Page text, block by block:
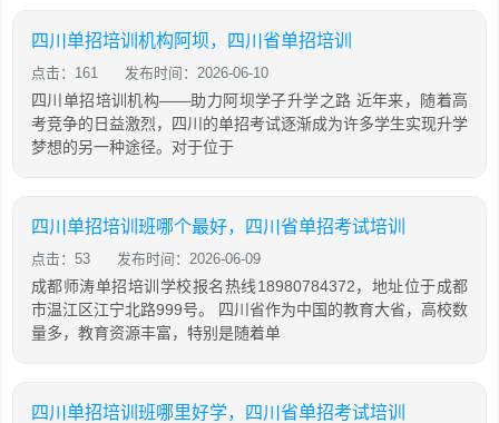
四川单招培训机构阿坝，四川省单招培训
点击：161 发布时间：2026-06-10
四川单招培训机构——助力阿坝学子升学之路 近年来，随着高
考竞争的日益激烈，四川的单招考试逐渐成为许多学生实现升学
梦想的另一种途径。对于位于
四川单招培训班哪个最好，四川省单招考试培训
点击：53 发布时间：2026-06-09
成都师涛单招培训学校报名热线18980784372，地址位于成都
市温江区江宁北路999号。 四川省作为中国的教育大省，高校数
量多，教育资源丰富，特别是随着单
四川单招培训班哪里好学，四川省单招考试培训